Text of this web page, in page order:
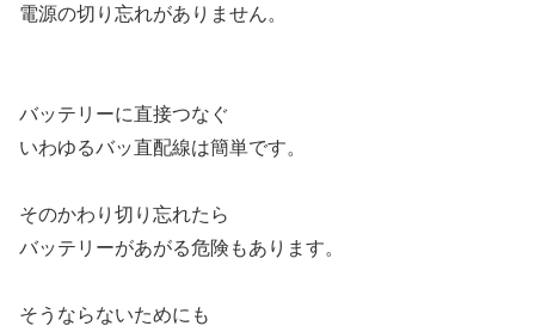
電源の切り忘れがありません。
バッテリーに直接つなぐ
いわゆるバッ直配線は簡単です。
そのかわり切り忘れたら
バッテリーがあがる危険もあります。
そうならないためにも